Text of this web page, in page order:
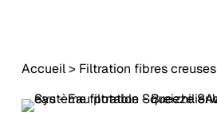
Accueil> Filtration fibres creuses